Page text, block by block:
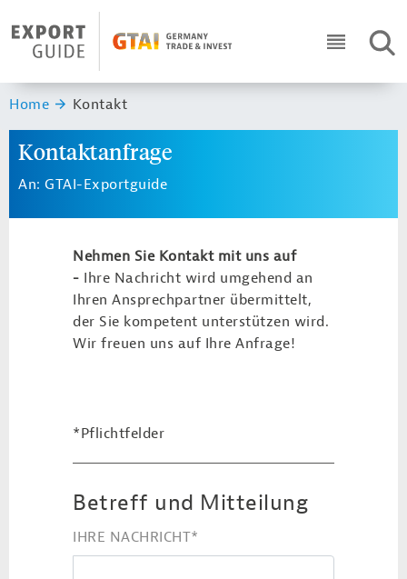
Header Logo
ICON
Sie sind hier:
Home Kontakt
Kontaktanfrage
An: GTAI-Exportguide
Nehmen Sie Kontakt mit uns auf
- Ihre Nachricht wird umgehend an
Ihren Ansprechpartner übermittelt,
der Sie kompetent unterstützen wird.
Wir freuen uns auf Ihre Anfrage!
*Pflichtfelder
Betreff und Mitteilung
IHRE NACHRICHT*